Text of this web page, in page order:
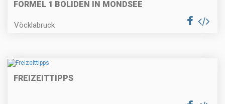
FORMEL 1 BOLIDEN IN MONDSEE
Vöcklabruck
FREIZEITTIPPS